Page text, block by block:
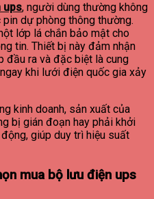
ups, người dùng thường không
dự phòng thông thường.
lớp lá chắn bảo mật cho
tin. Thiết bị này đảm nhận
đầu ra và đặc biệt là cung
khi lưới điện quốc gia xảy
kinh doanh, sản xuất của
bị gián đoạn hay phải khởi
giúp duy trì hiệu suất
mua bộ lưu điện ups